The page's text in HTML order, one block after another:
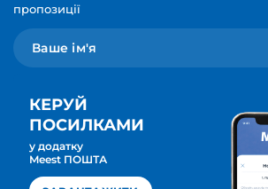
пропозиції
Мова для вашої розсилки
Українська
КЕРУЙ
ПОСИЛКАМИ
у додатку
Meest ПОШТА